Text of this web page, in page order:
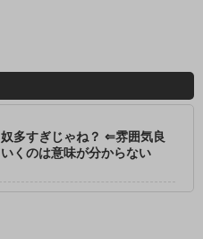
奴多すぎじゃね？ ⇐雰囲気良
くのは意味が分からない